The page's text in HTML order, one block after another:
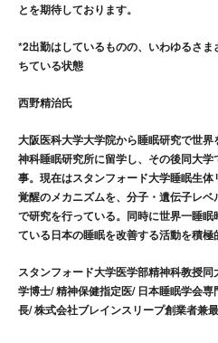
とを期待しております。
*2出勤はしているものの、いわゆるさ
ちている状態
西野精治氏
大阪医科大学大学院から睡眠研究で世
神科睡眠研究所に留学し、その後同大
事。現在はスタンフォード大学睡眠生
覚醒のメカニズムを、分子・遺伝子レ
で研究を行っている。同時に世界一睡
ている日本の睡眠を改善する活動を積極
スタンフォード大学医学部精神科教授
学博士/ 精神保健指定医/ 日本睡眠学会
長/ 株式会社ブレインスリープ創業者兼